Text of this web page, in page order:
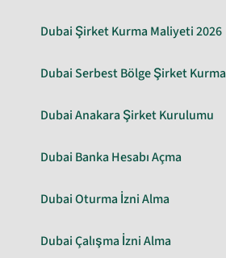
Dubai Şirket Kurma Maliyeti 2026
Dubai Serbest Bölge Şirket Kurma
Dubai Anakara Şirket Kurulumu
Dubai Banka Hesabı Açma
Dubai Oturma İzni Alma
Dubai Çalışma İzni Alma